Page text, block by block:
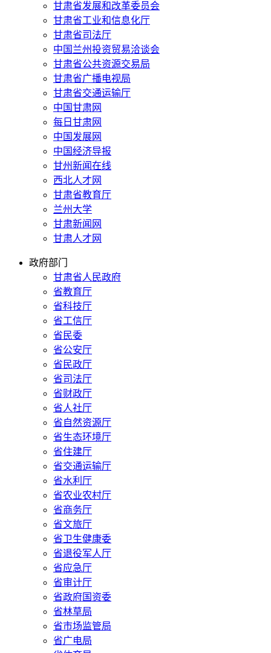
甘肃省发展和改革委员会
甘肃省工业和信息化厅
甘肃省司法厅
中国兰州投资贸易洽谈会
甘肃省公共资源交易局
甘肃省广播电视局
甘肃省交通运输厅
中国甘肃网
每日甘肃网
中国发展网
中国经济导报
甘州新闻在线
西北人才网
甘肃省教育厅
兰州大学
甘肃新闻网
甘肃人才网
政府部门
甘肃省人民政府
省教育厅
省科技厅
省工信厅
省民委
省公安厅
省民政厅
省司法厅
省财政厅
省人社厅
省自然资源厅
省生态环境厅
省住建厅
省交通运输厅
省水利厅
省农业农村厅
省商务厅
省文旅厅
省卫生健康委
省退役军人厅
省应急厅
省审计厅
省政府国资委
省林草局
省市场监管局
省广电局